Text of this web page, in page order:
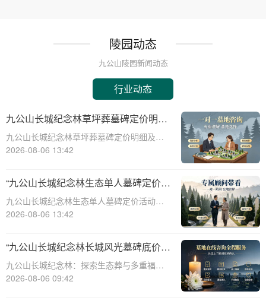
陵园动态
九公山陵园新闻动态
行业动态
九公山长城纪念林草坪葬墓碑定价明细
活动赠绿植养护服务详解
九公山长城纪念林草坪葬墓碑定价明细及活
动赠绿植养护服务详解☎ 九公山陵园电
意识的增强和对生命意义的深刻理解，草坪
葬墓碑逐渐成为一种新型的、环保的、
2026-08-06 13:42
“九公山长城纪念林生态单人墓碑定价
活动直降数千福利丰厚”
九公山长城纪念林生态单人墓碑定价活动，
直降数千，福利丰厚，为您的亲人提供一个
九公山长城纪念林生态单人墓碑的定价策
略、活动优惠以及相关福利，帮助您更好地
了解和选择适
2026-08-06 13:42
“九公山长城纪念林长城风光墓碑底价
生态葬多重福利叠加申领”
九公山长城纪念林：探索生态葬与多重福利
的完美融合☎ 九公山陵园电话:400-838-
2026-08-06 09:42